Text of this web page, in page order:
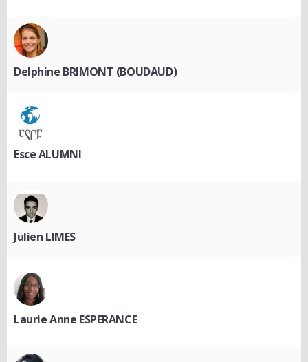
Delphine BRIMONT (BOUDAUD)
Esce ALUMNI
Julien LIMES
Laurie Anne ESPERANCE